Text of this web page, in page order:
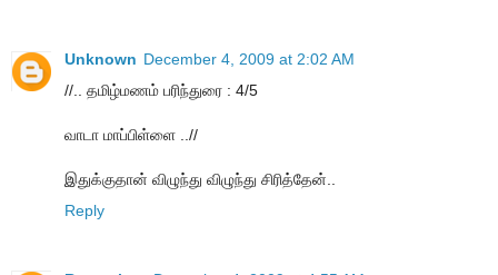
Unknown December 4, 2009 at 2:02 AM
//.. தமிழ்மணம் பரிந்துரை : 4/5
வாடா மாப்பிள்ளை ..//
இதுக்குதான் விழுந்து விழுந்து சிரித்தேன்..
Reply